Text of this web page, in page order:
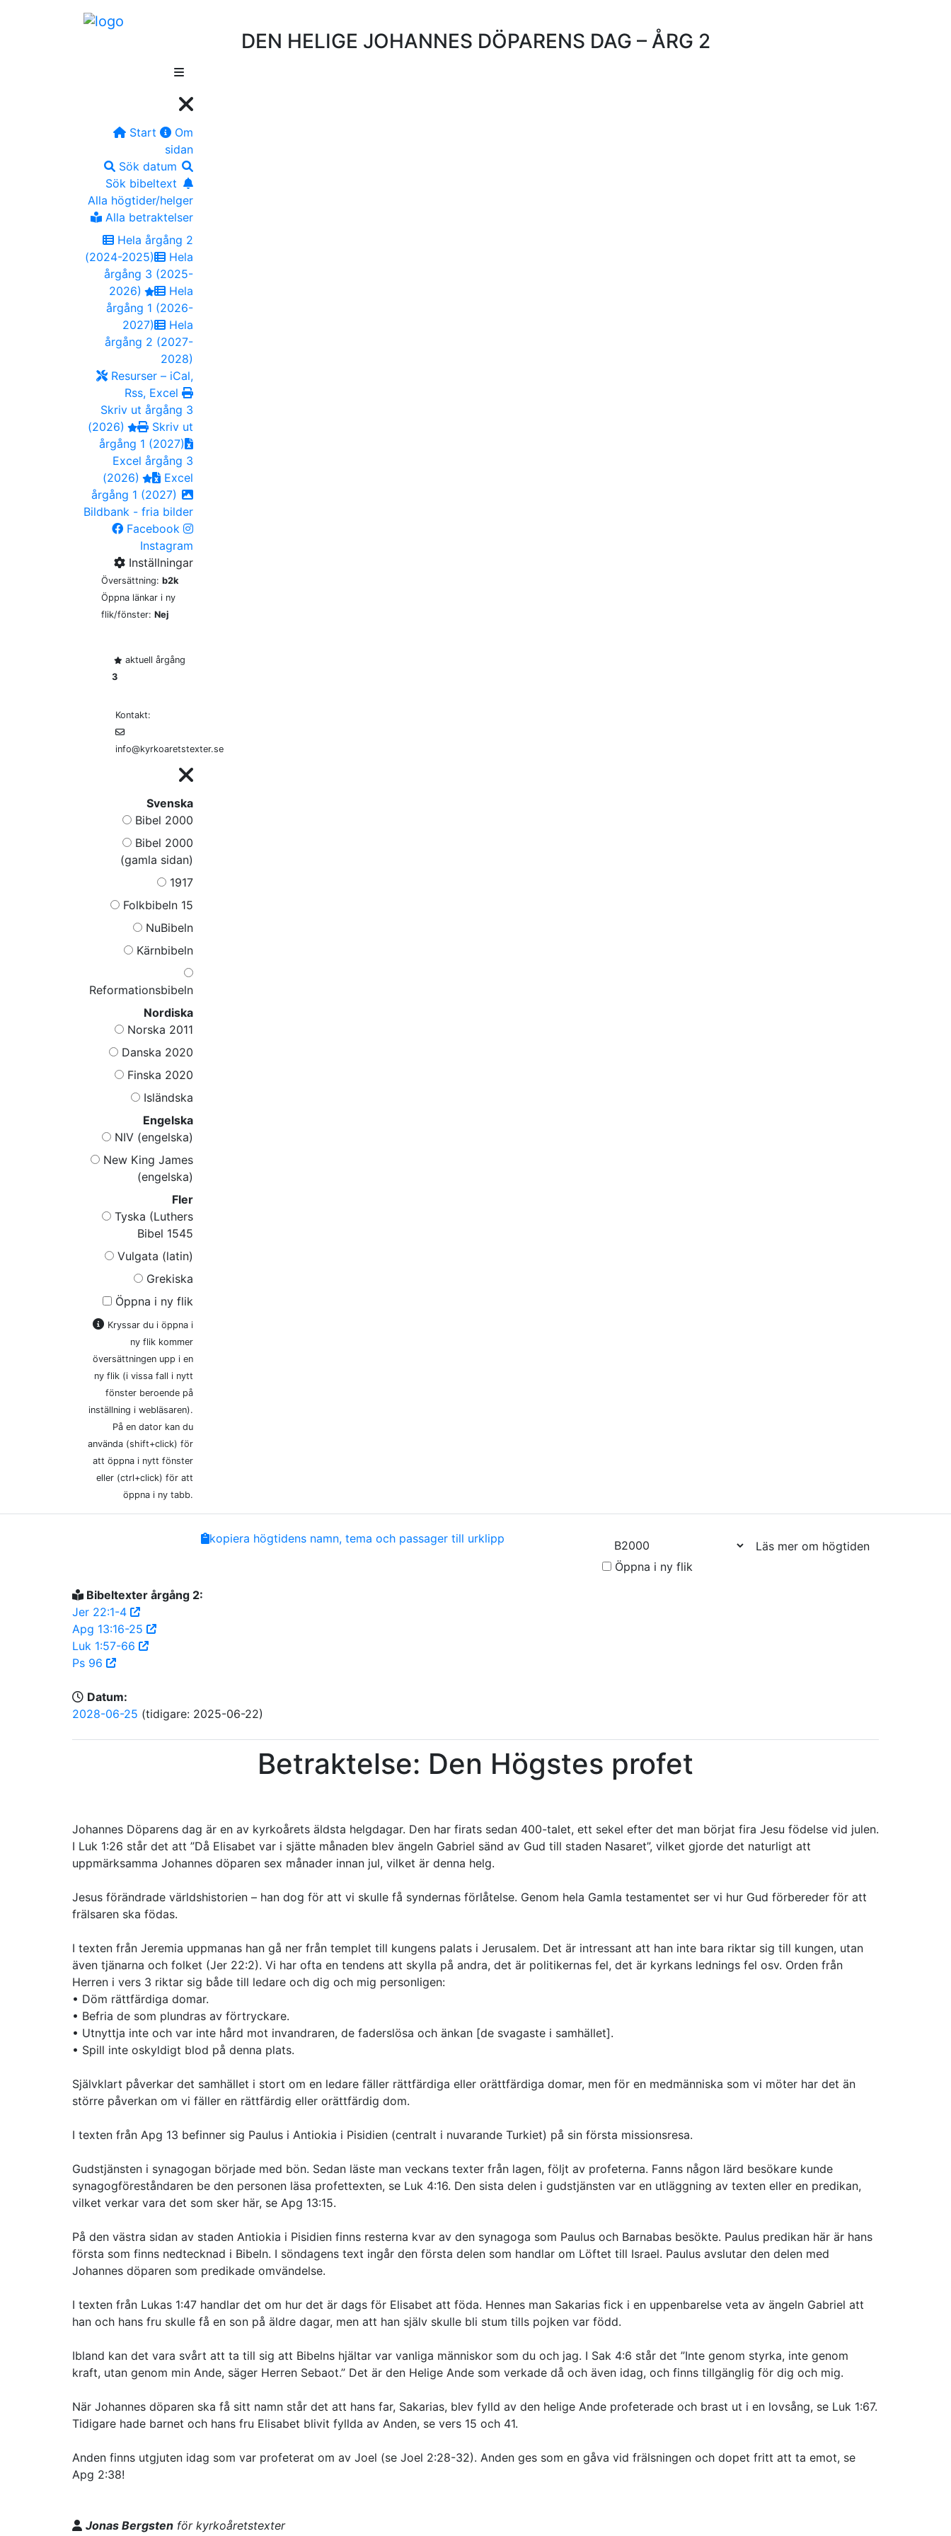
DEN HELIGE JOHANNES DÖPARENS DAG – ÅRG 2
Start
Om
sidan
Sök datum
Sök bibeltext
Alla högtider/helger
Alla betraktelser
Hela årgång 2
(2024-2025)
Hela
årgång 3 (2025-
2026)
Hela
årgång 1 (2026-
2027)
Hela
årgång 2 (2027-
2028)
Resurser – iCal,
Rss, Excel
Skriv ut årgång 3
(2026)
Skriv ut
årgång 1 (2027)
Excel årgång 3
(2026)
Excel
årgång 1 (2027)
Bildbank - fria bilder
Facebook
Instagram
Inställningar
Översättning: b2k
Öppna länkar i ny
flik/fönster: Nej
aktuell årgång
3
Kontakt:
info@kyrkoaretstexter.se
Svenska
Bibel 2000
Bibel 2000
(gamla sidan)
1917
Folkbibeln 15
NuBibeln
Kärnbibeln
Reformationsbibeln
Nordiska
Norska 2011
Danska 2020
Finska 2020
Isländska
Engelska
NIV (engelska)
New King James
(engelska)
Fler
Tyska (Luthers
Bibel 1545
Vulgata (latin)
Grekiska
Öppna i ny flik
Kryssar du i öppna i
ny flik kommer
översättningen upp i en
ny flik (i vissa fall i nytt
fönster beroende på
inställning i webläsaren).
På en dator kan du
använda (shift+click) för
att öppna i nytt fönster
eller (ctrl+click) för att
öppna i ny tabb.
EmailCopy
kopiera högtidens namn, tema och passager till urklipp
Öppna i ny flik
Läs mer om högtiden
Bibeltexter årgång 2:
Jer 22:1-4
Apg 13:16-25
Luk 1:57-66
Ps 96
Datum:
2028-06-25 (tidigare: 2025-06-22)
Betraktelse: Den Högstes profet
Johannes Döparens dag är en av kyrkoårets äldsta helgdagar. Den har firats sedan 400-talet, ett sekel efter det man börjat fira Jesu födelse vid julen.
I Luk 1:26 står det att ”Då Elisabet var i sjätte månaden blev ängeln Gabriel sänd av Gud till staden Nasaret”, vilket gjorde det naturligt att
uppmärksamma Johannes döparen sex månader innan jul, vilket är denna helg.
Jesus förändrade världshistorien – han dog för att vi skulle få syndernas förlåtelse. Genom hela Gamla testamentet ser vi hur Gud förbereder för att
frälsaren ska födas.
I texten från Jeremia uppmanas han gå ner från templet till kungens palats i Jerusalem. Det är intressant att han inte bara riktar sig till kungen, utan
även tjänarna och folket (Jer 22:2). Vi har ofta en tendens att skylla på andra, det är politikernas fel, det är kyrkans lednings fel osv. Orden från
Herren i vers 3 riktar sig både till ledare och dig och mig personligen:
• Döm rättfärdiga domar.
• Befria de som plundras av förtryckare.
• Utnyttja inte och var inte hård mot invandraren, de faderslösa och änkan [de svagaste i samhället].
• Spill inte oskyldigt blod på denna plats.
Självklart påverkar det samhället i stort om en ledare fäller rättfärdiga eller orättfärdiga domar, men för en medmänniska som vi möter har det än
större påverkan om vi fäller en rättfärdig eller orättfärdig dom.
I texten från Apg 13 befinner sig Paulus i Antiokia i Pisidien (centralt i nuvarande Turkiet) på sin första missionsresa.
Gudstjänsten i synagogan började med bön. Sedan läste man veckans texter från lagen, följt av profeterna. Fanns någon lärd besökare kunde
synagogföreståndaren be den personen läsa profettexten, se Luk 4:16. Den sista delen i gudstjänsten var en utläggning av texten eller en predikan,
vilket verkar vara det som sker här, se Apg 13:15.
På den västra sidan av staden Antiokia i Pisidien finns resterna kvar av den synagoga som Paulus och Barnabas besökte. Paulus predikan här är hans
första som finns nedtecknad i Bibeln. I söndagens text ingår den första delen som handlar om Löftet till Israel. Paulus avslutar den delen med
Johannes döparen som predikade omvändelse.
I texten från Lukas 1:47 handlar det om hur det är dags för Elisabet att föda. Hennes man Sakarias fick i en uppenbarelse veta av ängeln Gabriel att
han och hans fru skulle få en son på äldre dagar, men att han själv skulle bli stum tills pojken var född.
Ibland kan det vara svårt att ta till sig att Bibelns hjältar var vanliga människor som du och jag. I Sak 4:6 står det ”Inte genom styrka, inte genom
kraft, utan genom min Ande, säger Herren Sebaot.” Det är den Helige Ande som verkade då och även idag, och finns tillgänglig för dig och mig.
När Johannes döparen ska få sitt namn står det att hans far, Sakarias, blev fylld av den helige Ande profeterade och brast ut i en lovsång, se Luk 1:67.
Tidigare hade barnet och hans fru Elisabet blivit fyllda av Anden, se vers 15 och 41.
Anden finns utgjuten idag som var profeterat om av Joel (se Joel 2:28-32). Anden ges som en gåva vid frälsningen och dopet fritt att ta emot, se
Apg 2:38!
Jonas Bergsten för kyrkoåretstexter